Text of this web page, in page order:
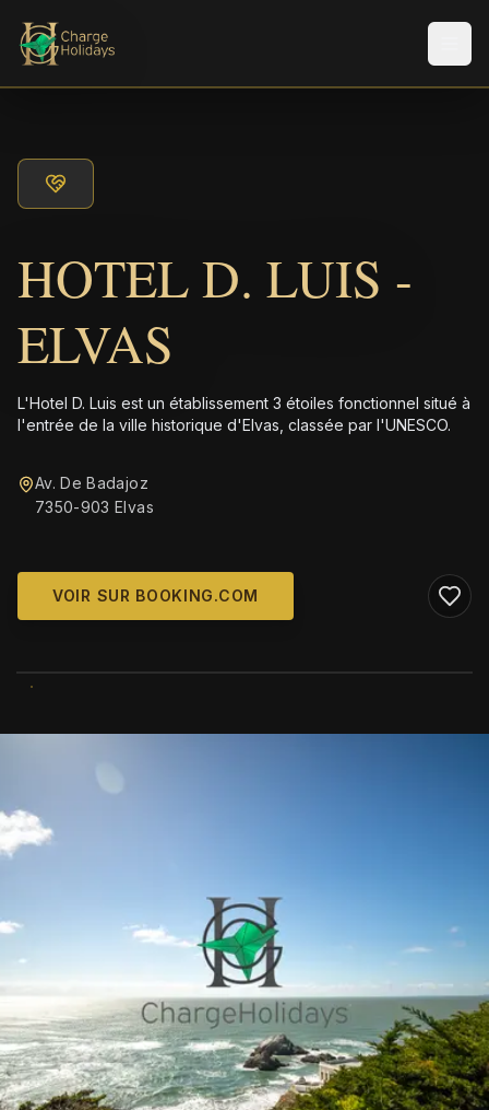
HOTEL D. LUIS -
ELVAS
L'Hotel D. Luis est un établissement 3 étoiles fonctionnel situé à
l'entrée de la ville historique d'Elvas, classée par l'UNESCO.
Av. De Badajoz
7350-903 Elvas
VOIR SUR BOOKING.COM